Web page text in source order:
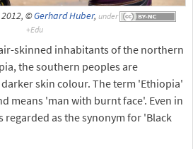
©Gerhard Huber, under
skinned inhabitants of the northern
the southern peoples are
skin colour. The term 'Ethiopia'
means 'man with burnt face'. Even in
as the synonym for 'Black